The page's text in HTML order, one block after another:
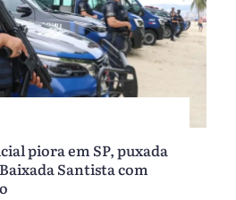
piora em SP, puxada
Santista com